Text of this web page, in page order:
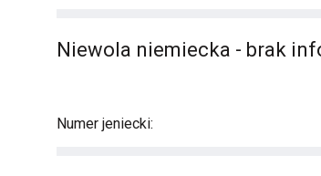
Niewola niemiecka - brak
Numer jeniecki: